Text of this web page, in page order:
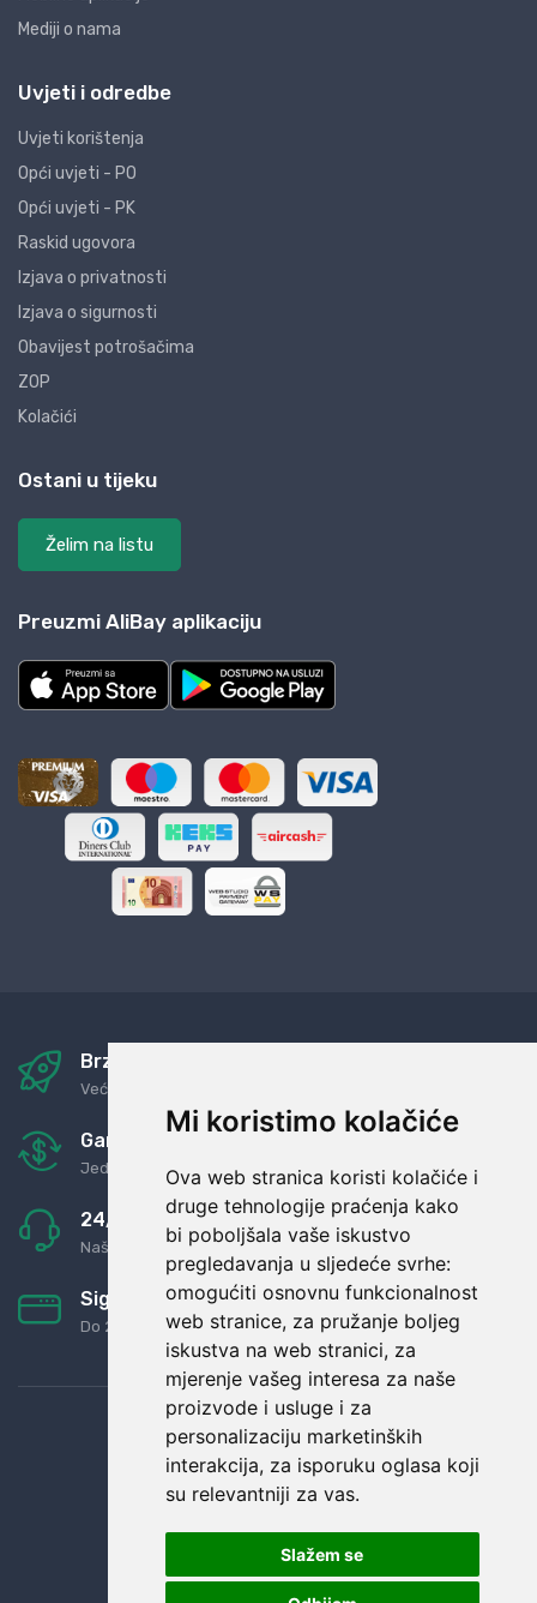
Mi koristimo kolačiće
Ova web stranica koristi kolačiće i
druge tehnologije praćenja kako
bi poboljšala vaše iskustvo
pregledavanja u sljedeće svrhe:
omogućiti osnovnu funkcionalnost
web stranice, za pružanje boljeg
iskustva na web stranici, za
mjerenje vašeg interesa za naše
proizvode i usluge i za
personalizaciju marketinških
interakcija, za isporuku oglasa koji
su relevantniji za vas.
Slažem se
Mediji o nama
Uvjeti i odredbe
Uvjeti korištenja
Opći uvjeti - PO
Opći uvjeti - PK
Raskid ugovora
Izjava o privatnosti
Izjava o sigurnosti
Obavijest potrošačima
ZOP
Kolačići
Ostani u tijeku
Želim na listu
Preuzmi AliBay aplikaciju
Brza i sigurna dostava
Već za nekoliko dana kod vas
Garancija u povrat novaca
Jednostavno pravilo: Roba za novac
24/7 odlična podrška
Naši agenti uvijek na raspolaganju
Sigurno obročno plaćanje
Do 24 rata bez kamata